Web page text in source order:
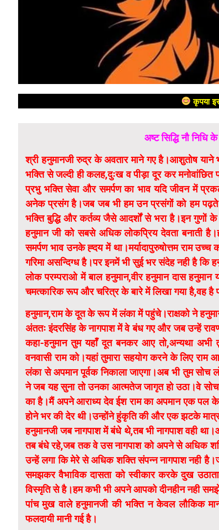
कृपया
अष्ट सिद्धि नौ निधि
श्री हनुमानजी रुद्र के अवतार माने गए है।आशुतोष याने
भक्ति से जल्दी ही कलह,दुःख व पीड़ा दूर कर
प्रभु भक्ति सेवा और समर्पण का भाव यदि जीवन में
अनेक प्रसंग है।जब जब भी हम उन प्रसंगों को हम पढ़ते
भक्ति बुद्धि और कर्तव्य जैसे आदर्शों से भरा है।इन
हनुमान जी को सबसे अधिक लोकप्रिय देवता बनाती
समर्पण भाव उनके ह्दय में था।मर्यादापुरुषोत्तम राम
गरिमा असन्दिग्ध है।पर इनमें भी सुई भर संदेह नही है कि
लोक परम्पराओ में बाल हनुमान,वीर हनुमान दास
चमत्कारिक रूप और चरित्र के बारे में लिखा गया है,वह है
हनुमान,राम के दूत के रूप में लंका में पहुंचे।राक्षको ने
अंततः इंदरसिंह के नागपाश में वे बंध गए और जब उन्हें
कहा-हनुमान तुम यहाँ दूत बनकर आए तो,अन्यथा अभी
वनवासी राम को।यहां तुमारा सहयोग करने के लिए
लंका से अपमान पूर्वक निकाला जाएगा।अब भी तुम सोच
ने जब यह सुना तो उनका आत्मतेज जागृत हो उठा।वे
का है।मैं अपने आराध्य देव ईश राम का अपमान एक पल
होने भर की देर थी।उन्होंने हुंकृति की और एक झटके
हनुमानजी जब नागपाश में बंधे थे,तब भी नागपाश वही
तब बंधे रहे,जब तक वे उस नागपाश को अपने से अधिक
उन्हें लगा कि मेरे से अधिक शक्ति संपन्न नागपाश नही
समझकर वैभाविक दासता को स्वीकार करके दुख
विस्मृति से है।हम कभी भी अपने आपको दीनहीन नही
पांच मुख वाले हनुमानजी की भक्ति न केवल लौकिक
फलदायी मानी गई है।